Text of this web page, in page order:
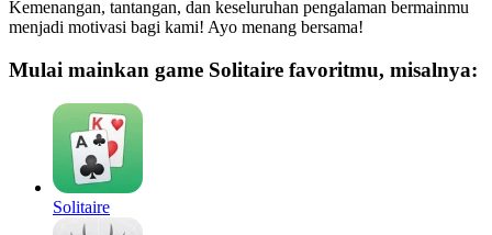
Kemenangan, tantangan, dan keseluruhan pengalaman bermainmu
menjadi motivasi bagi kami! Ayo menang bersama!
Mulai mainkan game Solitaire favoritmu, misalnya:
Solitaire